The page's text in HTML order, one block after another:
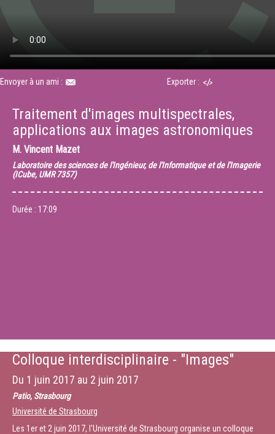
Envoyer à un ami : Exporter :
Traitement d'images multispectrales,
applications aux images astronomiques
M. Vincent Mazet
Laboratoire des sciences de l'Ingénieur, de l'Informatique et de l'Imagerie
(ICube, UMR 7357)
Durée : 17:09
Colloque interdisciplinaire - "Images"
Du 1 juin 2017 au 2 juin 2017
Patio, Strasbourg
Université de Strasbourg
Les 1er et 2 juin 2017, l'Université de Strasbourg organise un colloque